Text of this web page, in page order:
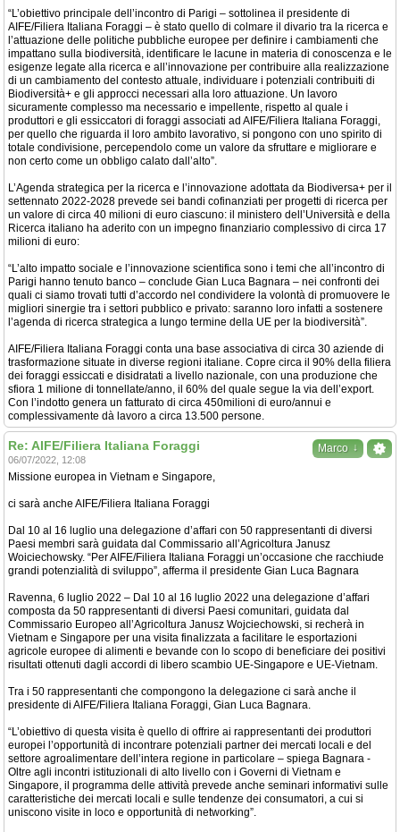
“L’obiettivo principale dell’incontro di Parigi – sottolinea il presidente di
AIFE/Filiera Italiana Foraggi – è stato quello di colmare il divario tra la ricerca e
l’attuazione delle politiche pubbliche europee per definire i cambiamenti che
impattano sulla biodiversità, identificare le lacune in materia di conoscenza e le
esigenze legate alla ricerca e all’innovazione per contribuire alla realizzazione
di un cambiamento del contesto attuale, individuare i potenziali contribuiti di
Biodiversità+ e gli approcci necessari alla loro attuazione. Un lavoro
sicuramente complesso ma necessario e impellente, rispetto al quale i
produttori e gli essiccatori di foraggi associati ad AIFE/Filiera Italiana Foraggi,
per quello che riguarda il loro ambito lavorativo, si pongono con uno spirito di
totale condivisione, percependolo come un valore da sfruttare e migliorare e
non certo come un obbligo calato dall’alto”.
L’Agenda strategica per la ricerca e l’innovazione adottata da Biodiversa+ per il
settennato 2022-2028 prevede sei bandi cofinanziati per progetti di ricerca per
un valore di circa 40 milioni di euro ciascuno: il ministero dell’Università e della
Ricerca italiano ha aderito con un impegno finanziario complessivo di circa 17
milioni di euro:
“L’alto impatto sociale e l’innovazione scientifica sono i temi che all’incontro di
Parigi hanno tenuto banco – conclude Gian Luca Bagnara – nei confronti dei
quali ci siamo trovati tutti d’accordo nel condividere la volontà di promuovere le
migliori sinergie tra i settori pubblico e privato: saranno loro infatti a sostenere
l’agenda di ricerca strategica a lungo termine della UE per la biodiversità”.
AIFE/Filiera Italiana Foraggi conta una base associativa di circa 30 aziende di
trasformazione situate in diverse regioni italiane. Copre circa il 90% della filiera
dei foraggi essiccati e disidratati a livello nazionale, con una produzione che
sfiora 1 milione di tonnellate/anno, il 60% del quale segue la via dell’export.
Con l’indotto genera un fatturato di circa 450milioni di euro/annui e
complessivamente dà lavoro a circa 13.500 persone.
Marco ↓
Re: AIFE/Filiera Italiana Foraggi
06/07/2022, 12:08
Missione europea in Vietnam e Singapore,
ci sarà anche AIFE/Filiera Italiana Foraggi
Dal 10 al 16 luglio una delegazione d’affari con 50 rappresentanti di diversi
Paesi membri sarà guidata dal Commissario all’Agricoltura Janusz
Woiciechowsky. “Per AIFE/Filiera Italiana Foraggi un’occasione che racchiude
grandi potenzialità di sviluppo”, afferma il presidente Gian Luca Bagnara
Ravenna, 6 luglio 2022 – Dal 10 al 16 luglio 2022 una delegazione d’affari
composta da 50 rappresentanti di diversi Paesi comunitari, guidata dal
Commissario Europeo all’Agricoltura Janusz Wojciechowski, si recherà in
Vietnam e Singapore per una visita finalizzata a facilitare le esportazioni
agricole europee di alimenti e bevande con lo scopo di beneficiare dei positivi
risultati ottenuti dagli accordi di libero scambio UE-Singapore e UE-Vietnam.
Tra i 50 rappresentanti che compongono la delegazione ci sarà anche il
presidente di AIFE/Filiera Italiana Foraggi, Gian Luca Bagnara.
“L’obiettivo di questa visita è quello di offrire ai rappresentanti dei produttori
europei l’opportunità di incontrare potenziali partner dei mercati locali e del
settore agroalimentare dell’intera regione in particolare – spiega Bagnara -
Oltre agli incontri istituzionali di alto livello con i Governi di Vietnam e
Singapore, il programma delle attività prevede anche seminari informativi sulle
caratteristiche dei mercati locali e sulle tendenze dei consumatori, a cui si
uniscono visite in loco e opportunità di networking”.